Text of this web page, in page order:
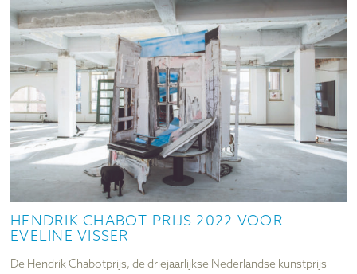
HENDRIK CHABOT PRIJS 2022 VOOR
EVELINE VISSER
De Hendrik Chabotprijs, de driejaarlijkse Nederlandse kunstprijs